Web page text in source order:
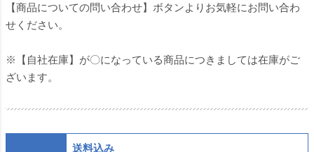
【商品についての問い合わせ】ボタンよりお気軽にお問い合わ
せください。
※【自社在庫】が〇になっている商品につきましては在庫がご
ざいます。
送料込み